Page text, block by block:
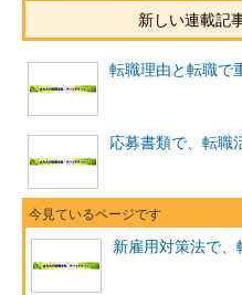
ライバルが実質的に増えること
すのでしょうか。
す。なぜなら、これまでも中
要求されるポイントとなる募
力、経験、技能、ヒューマン
に、またはこれまで以上に見
新しい連載記
転職理由と転職で
応募書類で、転職
新雇用対策法で、